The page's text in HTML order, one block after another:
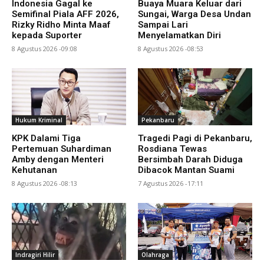
Indonesia Gagal ke
Semifinal Piala AFF 2026,
Rizky Ridho Minta Maaf
kepada Suporter
8 Agustus 2026 -09:08
Buaya Muara Keluar dari
Sungai, Warga Desa Undan
Sampai Lari
Menyelamatkan Diri
8 Agustus 2026 -08:53
Hukum Kriminal
KPK Dalami Tiga
Pertemuan Suhardiman
Amby dengan Menteri
Kehutanan
8 Agustus 2026 -08:13
Pekanbaru
Tragedi Pagi di Pekanbaru,
Rosdiana Tewas
Bersimbah Darah Diduga
Dibacok Mantan Suami
7 Agustus 2026 -17:11
Indragiri Hilir Olahraga